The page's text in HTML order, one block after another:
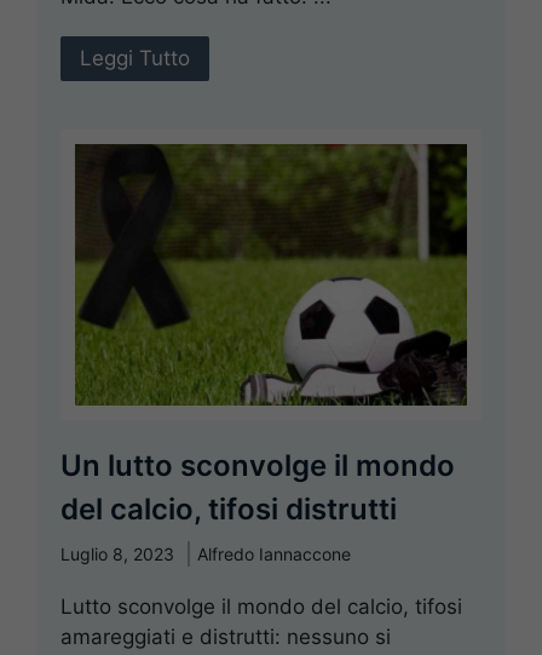
Leggi Tutto
Un lutto sconvolge il mondo
del calcio, tifosi distrutti
Luglio 8, 2023 Alfredo Iannaccone
Lutto sconvolge il mondo del calcio, tifosi
amareggiati e distrutti: nessuno si